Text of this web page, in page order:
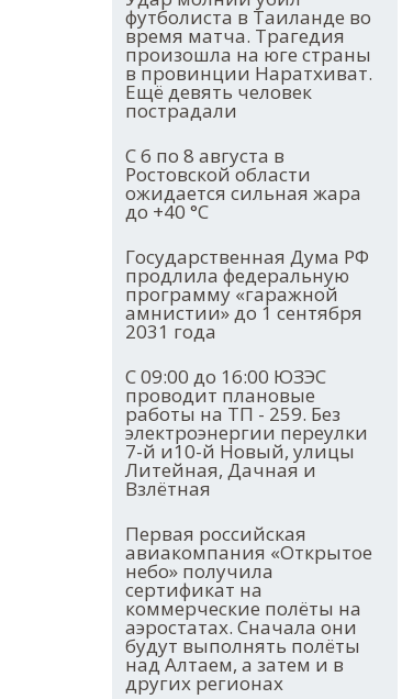
футболиста в Таиланде во
время матча. Трагедия
произошла на юге страны
в провинции Наратхиват.
Ещё девять человек
пострадали
С 6 по 8 августа в
Ростовской области
ожидается сильная жара
до +40 °С
Государственная Дума РФ
продлила федеральную
программу «гаражной
амнистии» до 1 сентября
2031 года
С 09:00 до 16:00 ЮЗЭС
проводит плановые
работы на ТП - 259. Без
электроэнергии переулки
7-й и10-й Новый, улицы
Литейная, Дачная и
Взлётная
Первая российская
авиакомпания «Открытое
небо» получила
сертификат на
коммерческие полёты на
аэростатах. Сначала они
будут выполнять полёты
над Алтаем, а затем и в
других регионах